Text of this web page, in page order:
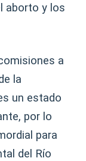
aborto y los
a
la
un estado
por lo
para
del Río